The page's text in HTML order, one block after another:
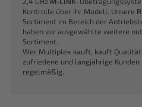
Kontrolle über ihr Modell. Unsere
Sortiment im Bereich der
haben wir ausgewählte weitere
Sortiment.
Wer Multiplex kauft, kauft Qualität
zufriedene und langjährige
regelmäßig.